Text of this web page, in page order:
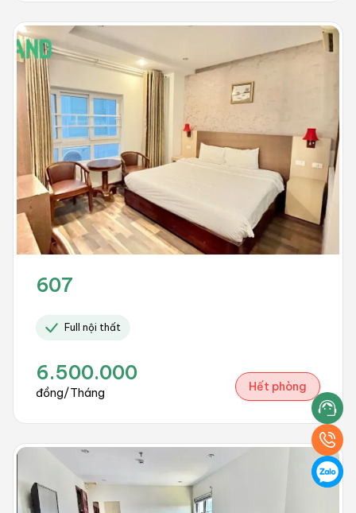
607
Full nội thất
6.500.000
đồng/Tháng Hết phòng